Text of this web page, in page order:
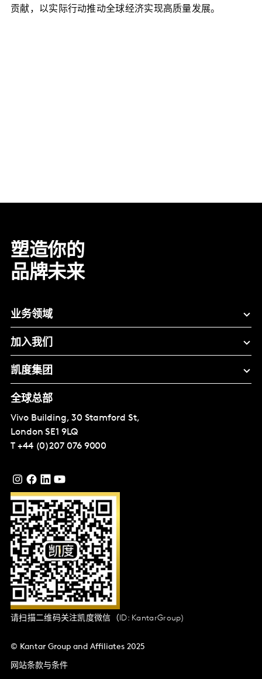
贡献，以实际行动推动全球经济实现高质量发展。
塑造你的
品牌未来
业务领域
加入我们
凯度集团
全球总部
Vivo Building, 30 Stamford St,
London SE1 9LQ
T +44 (0)207 076 9000
请扫描二维码关注凯度微信（ID: KantarGroup)
© Kantar Group and Affiliates 2025
网站条款与条件